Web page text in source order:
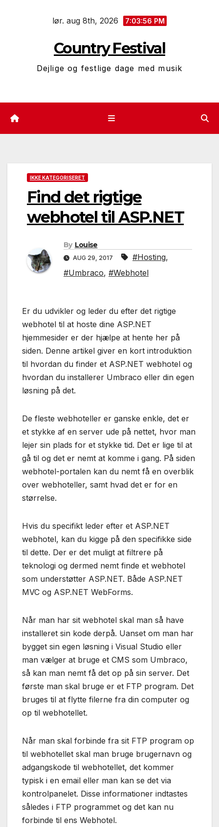
lør. aug 8th, 2026 7:03:56 PM
Country Festival
Dejlige og festlige dage med musik
IKKE KATEGORISERET
Find det rigtige
webhotel til ASP.NET
By Louise
AUG 29, 2017 #Hosting,
#Umbraco, #Webhotel
Er du udvikler og leder du efter det rigtige
webhotel til at hoste dine ASP.NET
hjemmesider er der hjælpe at hente her på
siden. Denne artikel giver en kort introduktion
til hvordan du finder et ASP.NET webhotel og
hvordan du installerer Umbraco eller din egen
løsning på det.
De fleste webhoteller er ganske enkle, det er
et stykke af en server ude på nettet, hvor man
lejer sin plads for et stykke tid. Det er lige til at
gå til og det er nemt at komme i gang. På siden
webhotel-portalen kan du nemt få en overblik
over webhoteller, samt hvad det er for en
størrelse.
Hvis du specifikt leder efter et ASP.NET
webhotel, kan du kigge på den specifikke side
til dette. Der er det muligt at filtrere på
teknologi og dermed nemt finde et webhotel
som understøtter ASP.NET. Både ASP.NET
MVC og ASP.NET WebForms.
Når man har sit webhotel skal man så have
installeret sin kode derpå. Uanset om man har
bygget sin egen løsning i Visual Studio eller
man vælger at bruge et CMS som Umbraco,
så kan man nemt få det op på sin server. Det
første man skal bruge er et FTP program. Det
bruges til at flytte filerne fra din computer og
op til webhotellet.
Når man skal forbinde fra sit FTP program op
til webhotellet skal man bruge brugernavn og
adgangskode til webhotellet, det kommer
typisk i en email eller man kan se det via
kontrolpanelet. Disse informationer indtastes
således i FTP programmet og det kan nu
forbinde til ens Webhotel.